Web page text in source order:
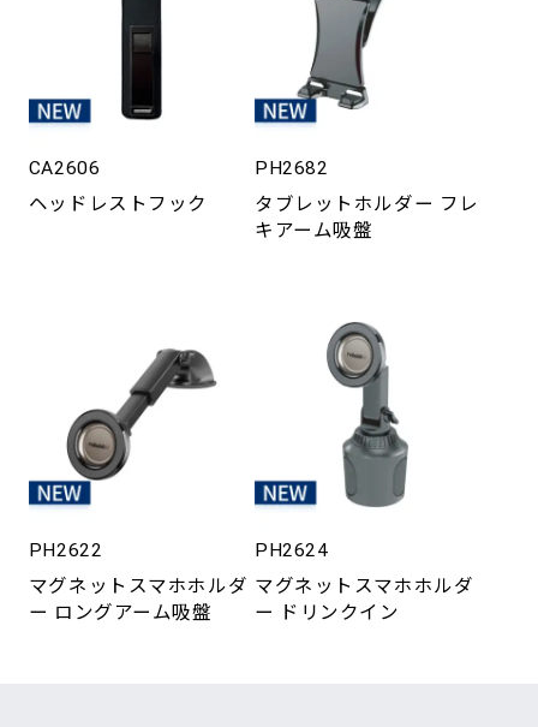
CA2606
ヘッドレストフック
PH2682
タブレットホルダー フレ
キアーム吸盤
PH2622
マグネットスマホホルダ
ー ロングアーム吸盤
PH2624
マグネットスマホホルダ
ー ドリンクイン